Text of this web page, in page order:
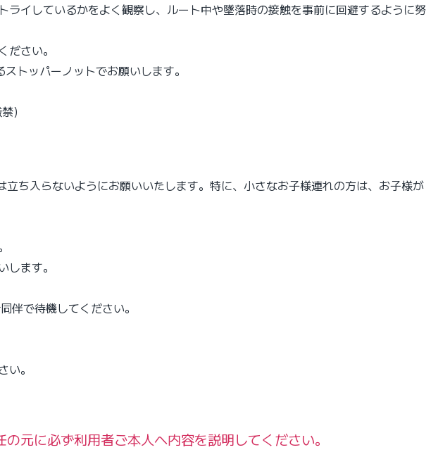
イしているかをよく観察し、ルート中や墜落時の接触を事前に回避するように努
さい。
トッパーノットでお願いします。
)
ち入らないようにお願いいたします。特に、小さなお子様連れの方は、お子様が
ます。
で待機してください。
。
元に必ず利用者ご本人へ内容を説明してください。